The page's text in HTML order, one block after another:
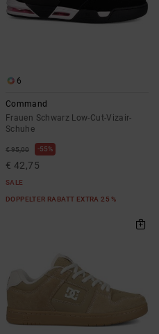
6
Command
Frauen Schwarz Low-Cut-Vizair-
Schuhe
€ 95,00 55%
€ 42,75
SALE
DOPPELTER RABATT EXTRA 25 %